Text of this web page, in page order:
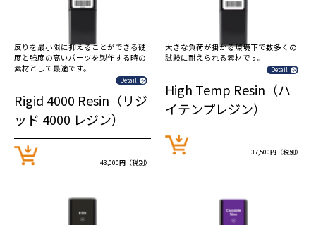
反りを最小限に抑えることができる硬
度と強度の高いパーツを製作する時の
素材として最適です。
Detail
Rigid 4000 Resin（リジ
ッド 4000 レジン）
43,000円（税別）
大きな負荷が掛かる環境下で数多くの
試験に耐えられる素材です。
Detail
High Temp Resin（ハ
イテンプレジン）
37,500円（税別）